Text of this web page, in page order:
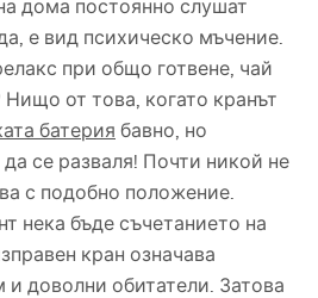
дома постоянно слушат
е вид психическо мъчение.
при общо готвене, чай
Нищо от това, когато кранът
батерия бавно, но
се разваля! Почти никой не
с подобно положение.
нека бъде съчетанието на
кран означава
и доволни обитатели. Затова